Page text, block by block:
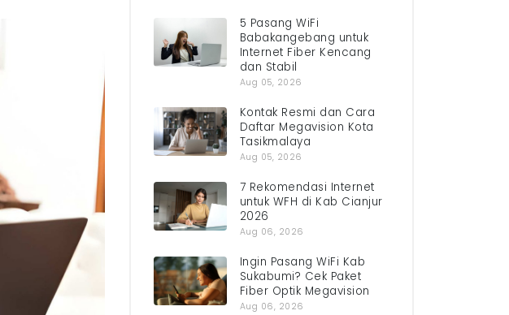
5 Pasang WiFi
Babakangebang untuk
Internet Fiber Kencang
dan Stabil
Aug 05, 2026
Kontak Resmi dan Cara
Daftar Megavision Kota
Tasikmalaya
Aug 05, 2026
7 Rekomendasi Internet
untuk WFH di Kab Cianjur
2026
Aug 06, 2026
Ingin Pasang WiFi Kab
Sukabumi? Cek Paket
Fiber Optik Megavision
Aug 06, 2026